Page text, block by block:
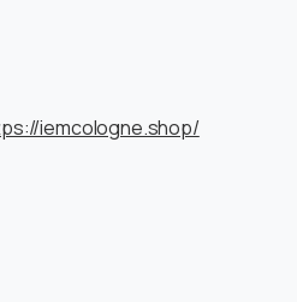
iemcologne.shop/